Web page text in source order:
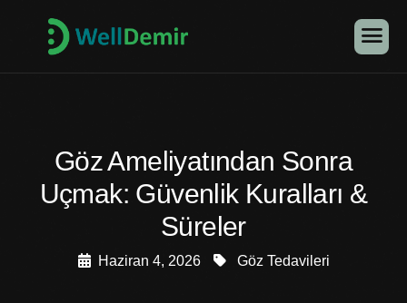
Göz Ameliyatından Sonra
Uçmak: Güvenlik Kuralları &
Süreler
Haziran 4, 2026 Göz Tedavileri